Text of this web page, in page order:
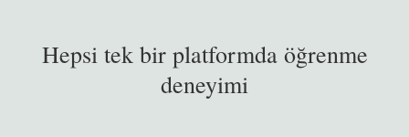
Hepsi tek bir platformda öğrenme
deneyimi